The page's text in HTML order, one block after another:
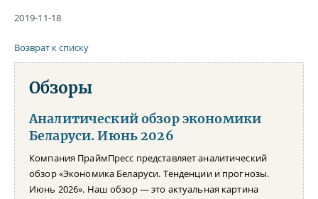
2019-11-18
Возврат к списку
Обзоры
Аналитический обзор экономики
Беларуси. Июнь 2026
Компания ПраймПресс представляет аналитический
обзор «Экономика Беларуси. Тенденции и прогнозы.
Июнь 2026». Наш обзор — это актуальная картина